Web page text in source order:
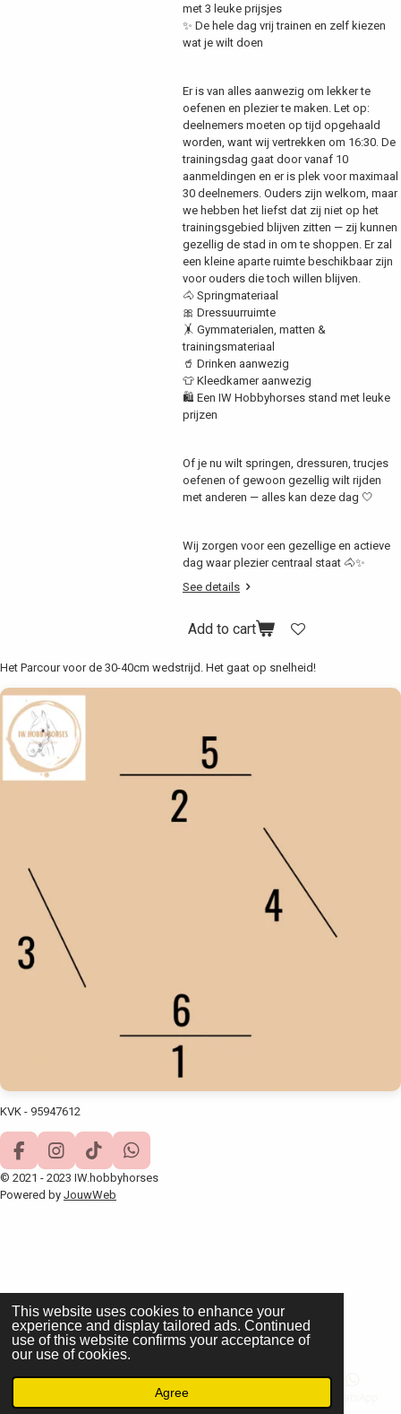
This website uses cookies to enhance your
experience and display tailored ads. Continued
use of this website confirms your acceptance of
our use of cookies.
Agree
met 3 leuke prijsjes
✨ De hele dag vrij trainen en zelf kiezen
wat je wilt doen
Er is van alles aanwezig om lekker te
oefenen en plezier te maken. Let op:
deelnemers moeten op tijd opgehaald
worden, want wij vertrekken om 16:30. De
trainingsdag gaat door vanaf 10
aanmeldingen en er is plek voor maximaal
30 deelnemers. Ouders zijn welkom, maar
we hebben het liefst dat zij niet op het
trainingsgebied blijven zitten — zij kunnen
gezellig de stad in om te shoppen. Er zal
een kleine aparte ruimte beschikbaar zijn
voor ouders die toch willen blijven.
🐴 Springmateriaal
🎀 Dressuurruimte
🤸 Gymmaterialen, matten &
trainingsmateriaal
🥤 Drinken aanwezig
👕 Kleedkamer aanwezig
🛍️ Een IW Hobbyhorses stand met leuke
prijzen
Of je nu wilt springen, dressuren, trucjes
oefenen of gewoon gezellig wilt rijden
met anderen — alles kan deze dag 🤍
Wij zorgen voor een gezellige en actieve
dag waar plezier centraal staat 🐴✨
See details
Add to cart
Het Parcour voor de 30-40cm wedstrijd. Het gaat op snelheid!
KVK - 95947612
F
a
c
I
n
s
m
T
i
k
W
h
© 2021 - 2023 IW.hobbyhorses
Powered by JouwWeb
Map